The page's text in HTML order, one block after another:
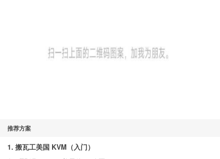
推荐方案
1. 搬瓦工美国 KVM（入门）